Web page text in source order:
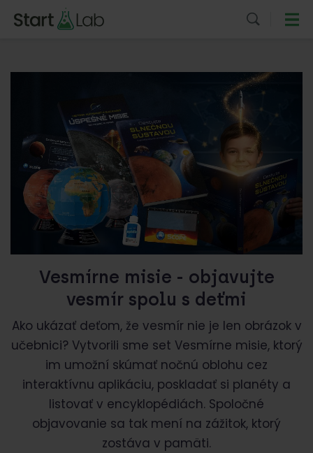
Vesmírne misie - objavujte
vesmír spolu s deťmi
Ako ukázať deťom, že vesmír nie je len obrázok v
učebnici? Vytvorili sme set Vesmírne misie, ktorý
im umožní skúmať nočnú oblohu cez
interaktívnu aplikáciu, poskladať si planéty a
listovať v encyklopédiách. Spoločné
objavovanie sa tak mení na zážitok, ktorý
zostáva v pamäti.